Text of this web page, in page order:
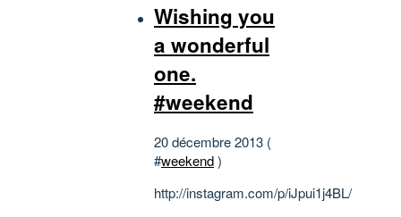
Wishing you
a wonderful
one.
#weekend
20 décembre 2013 (
#weekend)
http://instagram.com/p/iJpui1j4BL/